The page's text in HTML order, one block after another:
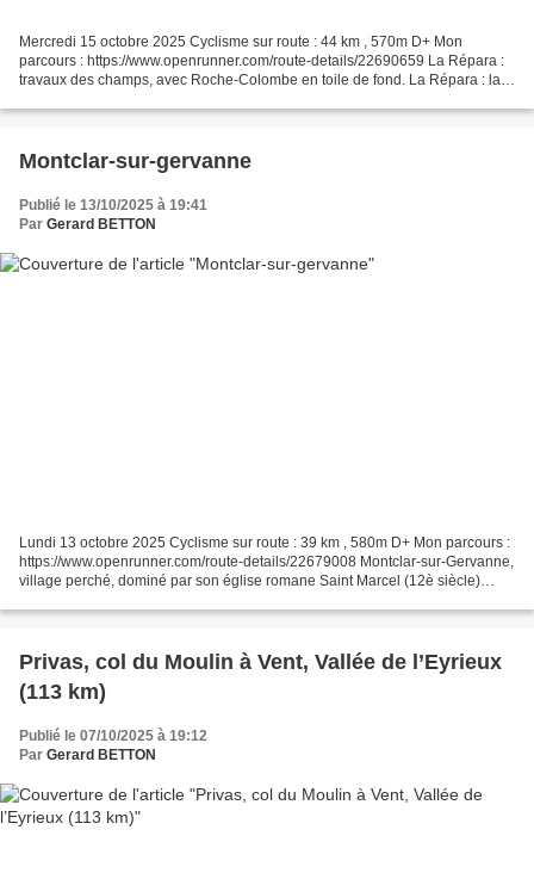
Mercredi 15 octobre 2025 Cyclisme sur route : 44 km , 570m D+ Mon
parcours : https://www.openrunner.com/route-details/22690659 La Répara :
travaux des champs, avec Roche-Colombe en toile de fond. La Répara : la
Montclar-sur-gervanne
Publié le 13/10/2025 à 19:41
Par Gerard BETTON
Lundi 13 octobre 2025 Cyclisme sur route : 39 km , 580m D+ Mon parcours :
https://www.openrunner.com/route-details/22679008 Montclar-sur-Gervanne,
village perché, dominé par son église romane Saint Marcel (12è siècle)
Privas, col du Moulin à Vent, Vallée de l’Eyrieux
(113 km)
Publié le 07/10/2025 à 19:12
Par Gerard BETTON